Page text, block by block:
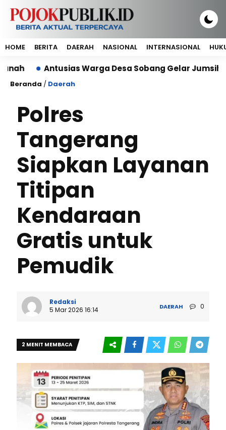
HOME BERITA DAERAH NASIONAL INTERNASIONAL
Antusias Warga Desa Sobang Gelar Jumsih,Sambut
Beranda / Daerah
Polres
Tangerang
Siapkan Layanan
Titipan
Kendaraan
Gratis untuk
Pemudik
Redaksi
5 Mar 2026 16:14
DAERAH 0
2 MENIT MEMBACA